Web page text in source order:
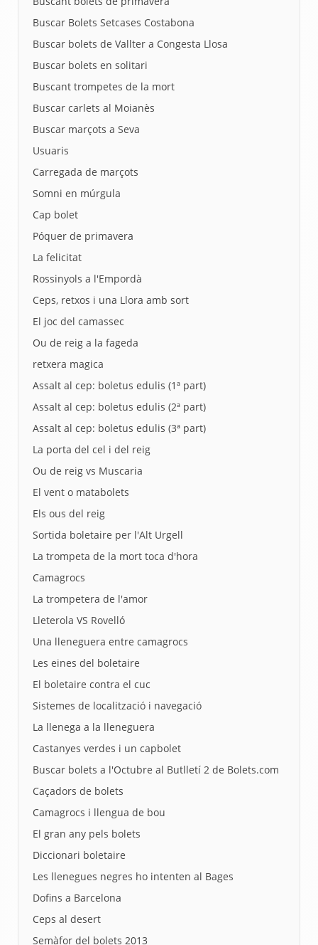
Buscar Bolets Setcases Costabona
Buscar bolets de Vallter a Congesta Llosa
Buscar bolets en solitari
Buscant trompetes de la mort
Buscar carlets al Moianès
Buscar marçots a Seva
Usuaris
Carregada de marçots
Somni en múrgula
Cap bolet
Póquer de primavera
La felicitat
Rossinyols a l'Empordà
Ceps, retxos i una Llora amb sort
El joc del camassec
Ou de reig a la fageda
retxera magica
Assalt al cep: boletus edulis (1ª part)
Assalt al cep: boletus edulis (2ª part)
Assalt al cep: boletus edulis (3ª part)
La porta del cel i del reig
Ou de reig vs Muscaria
El vent o matabolets
Els ous del reig
Sortida boletaire per l'Alt Urgell
La trompeta de la mort toca d'hora
Camagrocs
La trompetera de l'amor
Lleterola VS Rovelló
Una lleneguera entre camagrocs
Les eines del boletaire
El boletaire contra el cuc
Sistemes de localització i navegació
La llenega a la lleneguera
Castanyes verdes i un capbolet
Buscar bolets a l'Octubre al Butlletí 2 de Bolets.com
Caçadors de bolets
Camagrocs i llengua de bou
El gran any pels bolets
Diccionari boletaire
Les llenegues negres ho intenten al Bages
Dofins a Barcelona
Ceps al desert
Semàfor del bolets 2013